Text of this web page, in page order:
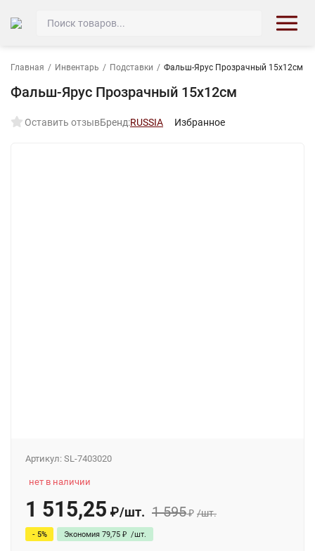
Главная / Инвентарь / Подставки / Фальш-Ярус Прозрачный 15х12см
Фальш-Ярус Прозрачный 15х12см
Оставить отзывБренд:RUSSIA Избранное
Артикул: SL-7403020
нет в наличии
1 515,25 ₽/шт. 1 595₽ /шт.
- 5% Экономия 79,75 ₽ /шт.